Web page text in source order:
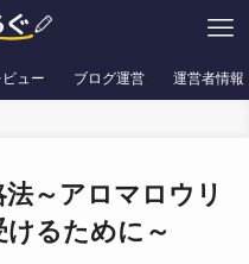
ビュー ブログ運営 運営者情報
～アロマロウリ
るために～